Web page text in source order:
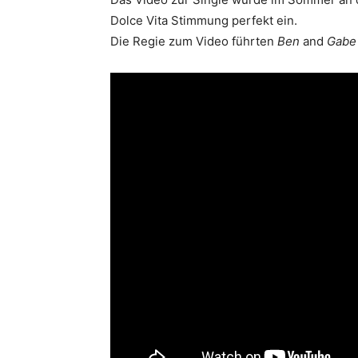
Dolce Vita Stimmung perfekt ein.
Die Regie zum Video führten Ben and